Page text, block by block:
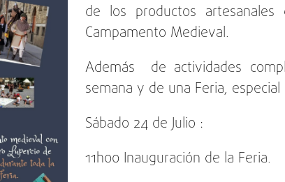
de los productos
Campamento Medieval.
Además de actividades
semana y de una Feria, especial
Sábado 24 de Julio :
11h00 Inauguración de la Feria.